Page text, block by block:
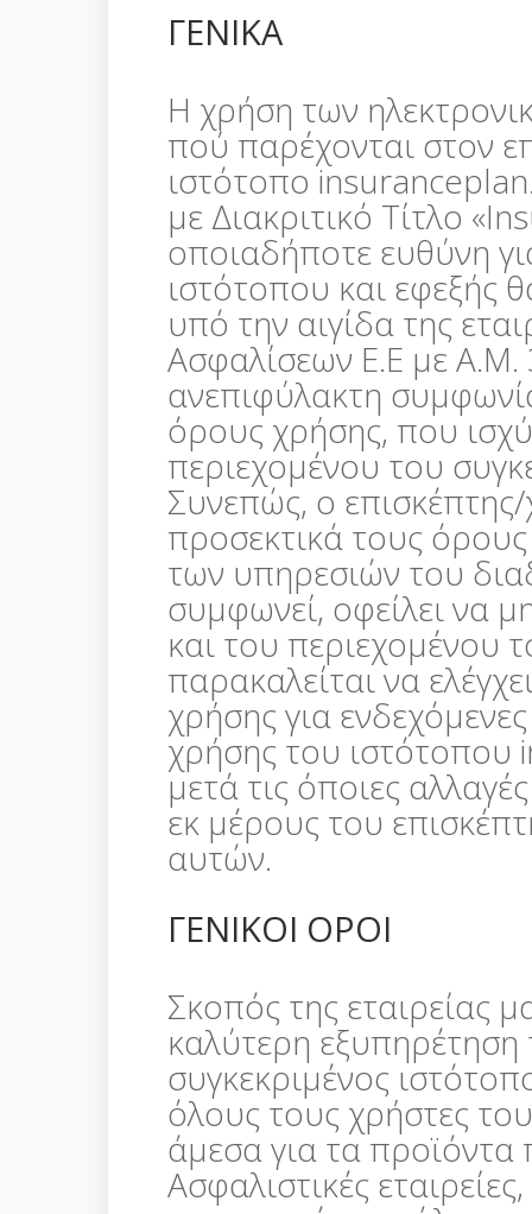
ΓΕΝΙΚΑ
Η χρήση των
πού παρέχονται στον
ιστότοπο
με Διακριτικό Τίτλο
οποιαδήποτε ευθύνη
ιστότοπου και εφεξής
υπό την αιγίδα της
Ασφαλίσεων Ε.Ε με Α.Μ.
ανεπιφύλακτη
όρους χρήσης, που
περιεχομένου του
Συνεπώς, ο
προσεκτικά τους
των υπηρεσιών του
συμφωνεί, οφείλει να
και του περιεχομένου
παρακαλείται να
χρήσης για
χρήσης του ιστότοπου
μετά τις όποιες
εκ μέρους του
αυτών.
ΓΕΝΙΚΟΙ ΟΡΟΙ
Σκοπός της εταιρείας
καλύτερη
συγκεκριμένος
όλους τους χρήστες
άμεσα για τα
Ασφαλιστικές